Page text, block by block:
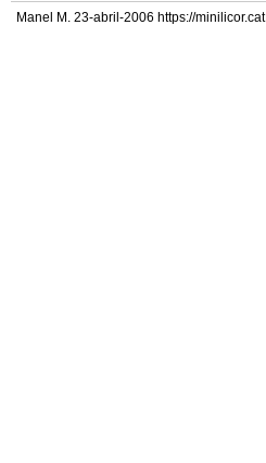
Manel M. 23-abril-2006 https://minilicor.cat